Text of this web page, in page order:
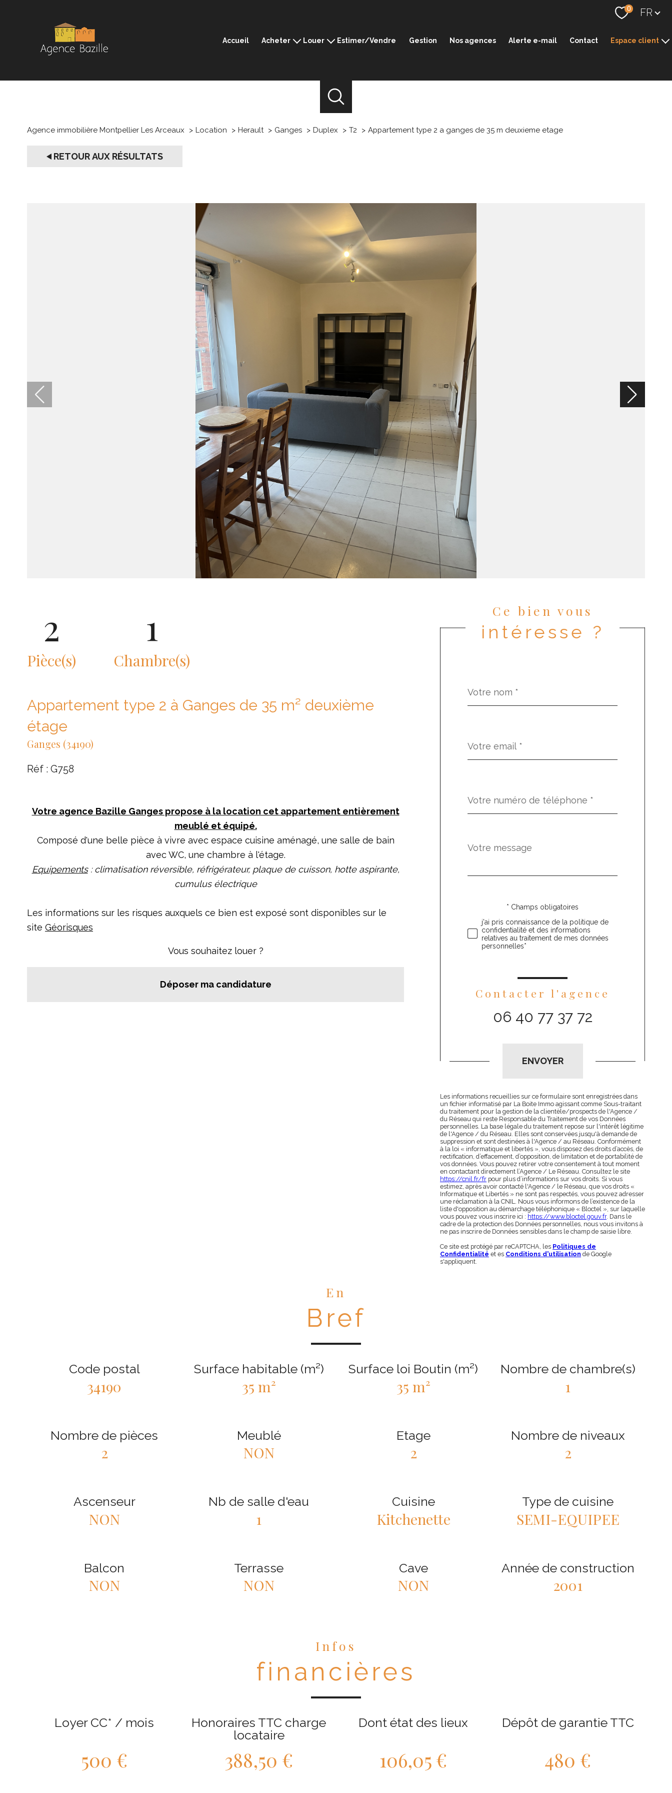
0 Langue
FR
Accueil Acheter Louer
Sommières
Estimer/Vendre Gestion Nos agences Alerte e-mail Contact Espace client
Agence immobilière Montpellier Les Arceaux Location Herault Ganges Duplex T2 Appartement type 2 a ganges de 35 m deuxieme etage
RETOUR AUX RÉSULTATS
2
Pièce(s)
1
Chambre(s)
Appartement type 2 à Ganges de 35 m² deuxième
étage
Ganges (34190)
Réf : G758
Votre agence Bazille Ganges propose à la location cet appartement entièrement
meublé et équipé.
Composé d'une belle pièce à vivre avec espace cuisine aménagé, une salle de bain
avec WC, une chambre à l'étage.
Equipements:climatisation réversible, réfrigérateur, plaque de cuisson, hotte aspirante,
cumulus électrique
Les informations sur les risques auxquels ce bien est exposé sont disponibles sur le
site Géorisques
Vous souhaitez louer ?
Déposer ma candidature
Ce bien vous
intéresse ?
par
*
*
*
Fieldset
défaut
Message
*
Validation* Champs obligatoires
j'ai pris connaissance de la politique de
confidentialité et des informations
relatives au traitement de mes données
personnelles*
Contacter l'agence
06 40 77 37 72
ENVOYER
Les informations recueillies sur ce formulaire sont enregistrées dans
un fichier informatisé par La Boite Immo agissant comme Sous-traitant
du traitement pour la gestion de la clientèle/prospects de l'Agence /
du Réseau qui reste Responsable du Traitement de vos Données
personnelles. La base légale du traitement repose sur l'intérêt légitime
de l'Agence / du Réseau. Elles sont conservées jusqu'à demande de
suppression et sont destinées à l'Agence / au Réseau. Conformément
à la loi « informatique et libertés », vous disposez des droits d’accès, de
rectification, d’effacement, d’opposition, de limitation et de portabilité de
vos données. Vous pouvez retirer votre consentement à tout moment
en contactant directement l’Agence / Le Réseau. Consultez le site
https://cnil.fr/fr pour plus d’informations sur vos droits. Si vous
estimez, après avoir contacté l'Agence / le Réseau, que vos droits «
Informatique et Libertés » ne sont pas respectés, vous pouvez adresser
une réclamation à la CNIL. Nous vous informons de l’existence de la
liste d'opposition au démarchage téléphonique « Bloctel », sur laquelle
vous pouvez vous inscrire ici : https://www.bloctel.gouv.fr. Dans le
cadre de la protection des Données personnelles, nous vous invitons à
ne pas inscrire de Données sensibles dans le champ de saisie libre.
Ce site est protégé par reCAPTCHA, les Politiques de
Confidentialité et es Conditions d'utilisation de Google
s'appliquent.
En
Bref
Code postal
34190
Surface habitable (m²)
35 m²
Surface loi Boutin (m²)
35 m²
Nombre de chambre(s)
1
Nombre de pièces
2
Meublé
NON
Etage
2
Nombre de niveaux
2
Ascenseur
NON
Nb de salle d'eau
1
Cuisine
Kitchenette
Type de cuisine
SEMI-EQUIPEE
Balcon
NON
Terrasse
NON
Cave
NON
Année de construction
2001
Infos
financières
Loyer CC* / mois
500 €
Honoraires TTC charge
locataire
388,50 €
Dont état des lieux
106,05 €
Dépôt de garantie TTC
480 €